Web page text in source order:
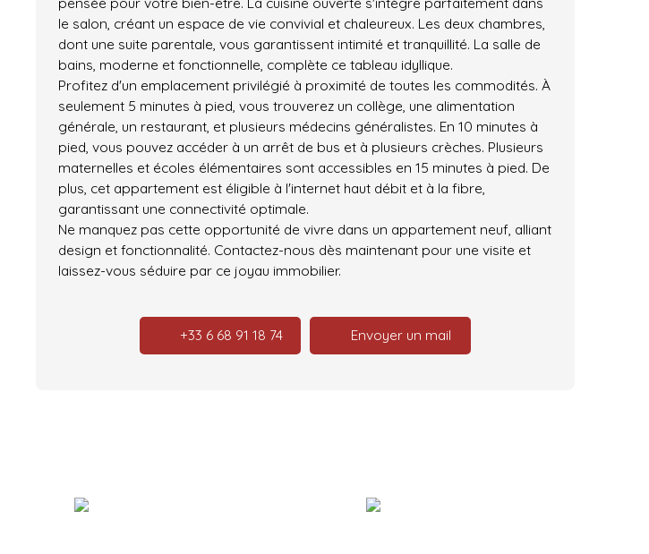
le salon, créant un espace de vie convivial et chaleureux. Les deux chambres,
dont une suite parentale, vous garantissent intimité et tranquillité. La salle de
bains, moderne et fonctionnelle, complète ce tableau idyllique.
Profitez d'un emplacement privilégié à proximité de toutes les commodités. À
seulement 5 minutes à pied, vous trouverez un collège, une alimentation
générale, un restaurant, et plusieurs médecins généralistes. En 10 minutes à
pied, vous pouvez accéder à un arrêt de bus et à plusieurs crèches. Plusieurs
maternelles et écoles élémentaires sont accessibles en 15 minutes à pied. De
plus, cet appartement est éligible à l'internet haut débit et à la fibre,
garantissant une connectivité optimale.
Ne manquez pas cette opportunité de vivre dans un appartement neuf, alliant
design et fonctionnalité. Contactez-nous dès maintenant pour une visite et
laissez-vous séduire par ce joyau immobilier.
+33 6 68 91 18 74 Envoyer un mail